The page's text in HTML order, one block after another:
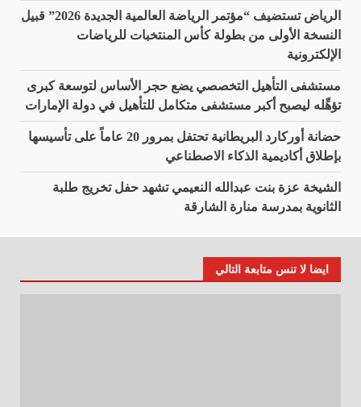
الرياض تستضيف “مؤتمر الرياضة العالمية الجديدة 2026” قبيل
النسخة الأولى من بطولة كأس المنتخبات للرياضات
الإلكترونية
مستشفى التأهيل التخصصي يضع حجر الأساس لتوسعة كبرى
تؤهِّله ليصبح أكبر مستشفى متكامل للتأهيل في دولة الإمارات
حضانة أوركارد البريطانية تحتفل بمرور 20 عاماً على تأسيسها
بإطلاق أكاديمية الذكاء الاصطناعي
الشيخة عزة بنت عبدالله النعيمي تشهد حفل تخريج طلبة
الثانوية بمدرسة منارة الشارقة
ايضا لا تنس متابعة التالي